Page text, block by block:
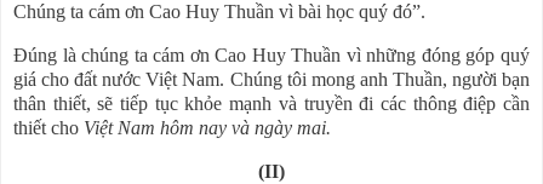
Chúng ta cám ơn Cao Huy Thuần vì bài học quý đó”.
Đúng là chúng ta cám ơn Cao Huy Thuần vì những đóng góp quý
giá cho đất nước Việt Nam. Chúng tôi mong anh Thuần, người bạn
thân thiết, sẽ tiếp tục khỏe mạnh và truyền đi các thông điệp cần
thiết cho Việt Nam hôm nay và ngày mai.
(II)